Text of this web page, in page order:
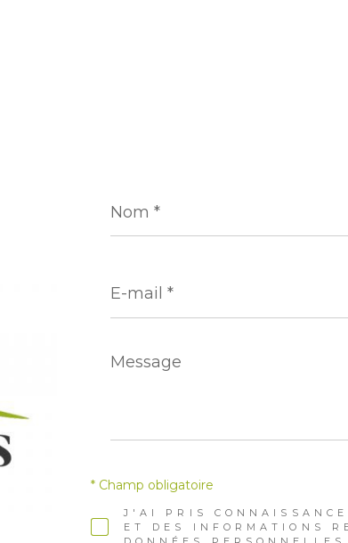
*
mail
*
Message
*
J'AI PRIS
ET DES INFORMATIONS
* Champ obligatoire